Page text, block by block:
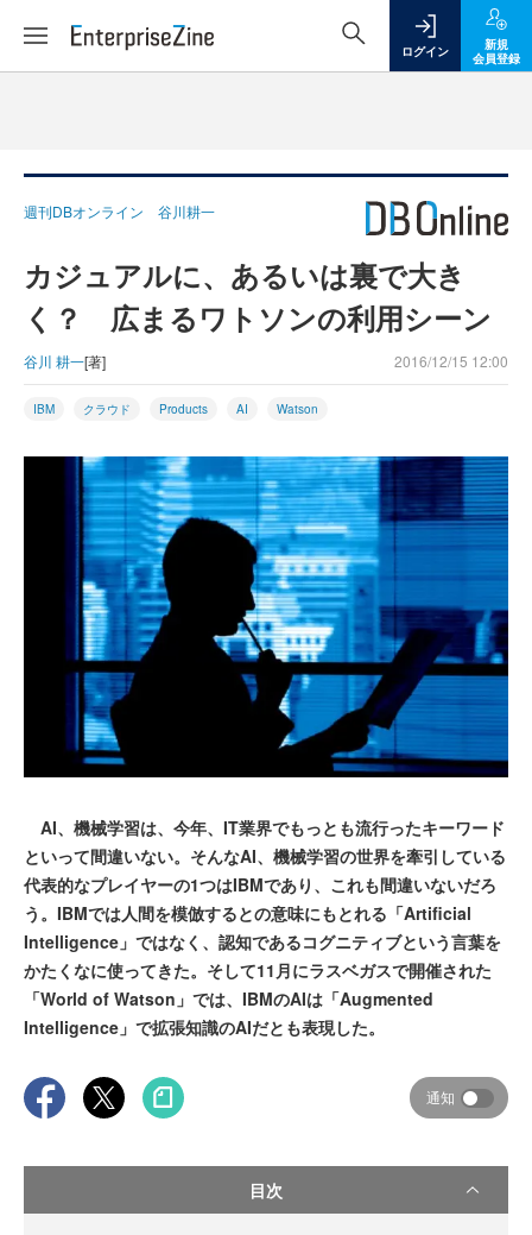
ログイン
新規
会員登録
週刊DBオンライン 谷川耕一
カジュアルに、あるいは裏で大き
く？ 広まるワトソンの利用シーン
谷川 耕一[著] 2016/12/15 12:00
IBM クラウド Products AI Watson
AI、機械学習は、今年、IT業界でもっとも流行ったキーワード
といって間違いない。そんなAI、機械学習の世界を牽引している
代表的なプレイヤーの1つはIBMであり、これも間違いないだろ
う。IBMでは人間を模倣するとの意味にもとれる「Artificial
Intelligence」ではなく、認知であるコグニティブという言葉を
かたくなに使ってきた。そして11月にラスベガスで開催された
「World of Watson」では、IBMのAIは「Augmented
Intelligence」で拡張知識のAIだとも表現した。
通知
目次